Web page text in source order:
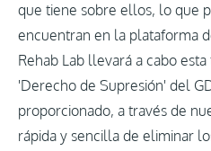
que tiene sobre ellos, lo que
encuentran en la plataforma
Rehab Lab llevará a cabo
'Derecho de Supresión' del
proporcionado, a través de
rápida y sencilla de eliminar